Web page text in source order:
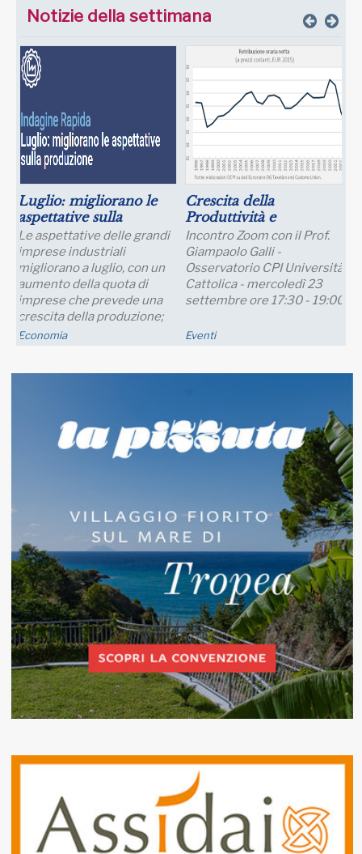
Notizie della settimana
Luglio: migliorano le
aspettative sulla
produzione
Le aspettative delle grandi
imprese industriali
migliorano a luglio, con un
aumento della quota di
imprese che prevede una
crescita della produzione;
nei..
Economia
Crescita della
Produttività e
Prospettive Salariali
Incontro Zoom con il Prof.
Giampaolo Galli -
Osservatorio CPI Università
Cattolica - mercoledì 23
settembre ore 17:30 - 19:00
Eventi